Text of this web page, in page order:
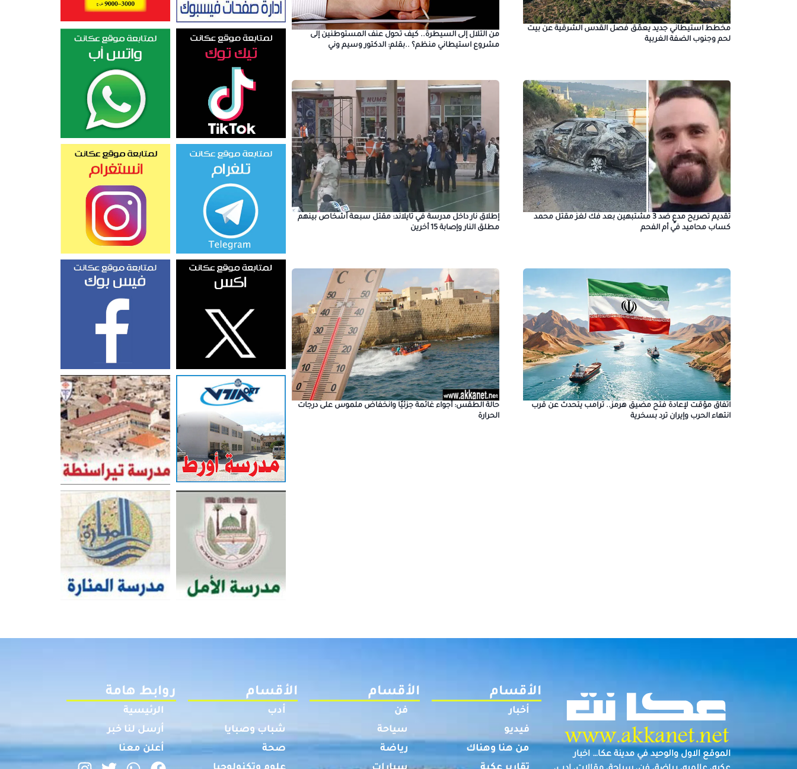
مخطط استيطاني جديد يعمّق فصل القدس الشرقية عن بيت
لحم وجنوب الضفة الغربية
من التلال إلى السيطرة.. كيف تحول عنف المستوطنين إلى
مشروع استيطاني منظم؟ ..بقلم: الدكتور وسيم وني
تقديم تصريح مدعٍ ضد 3 مشتبهين بعد فك لغز مقتل محمد
كساب محاميد في أم الفحم
إطلاق نار داخل مدرسة في تايلاند: مقتل سبعة أشخاص بينهم
مطلق النار وإصابة 15 أخرين
اتفاق مؤقت لإعادة فتح مضيق هرمز.. ترامب يتحدث عن قرب
انتهاء الحرب وإيران ترد بسخرية
حالة الطقس: أجواء غائمة جزئيًا وانخفاض ملموس على درجات
الحرارة
الموقع الاول والوحيد في مدينة عكا… اخبار
الأقسام
أخبار
فيديو
من هنا وهناك
الأقسام
فن
سياحة
رياضة
الأقسام
أدب
شباب وصبايا
صحة
روابط هامة
الرئيسية
أرسل لنا خبر
أعلن معنا